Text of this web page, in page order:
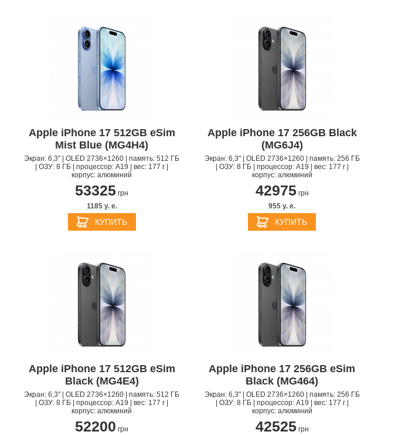
Apple iPhone 17 512GB eSim
Mist Blue (MG4H4)
Экран: 6,3" | OLED 2736×1260 | память: 512 ГБ
| ОЗУ: 8 ГБ | процессор: A19 | вес: 177 г |
корпус: алюминий
53325 грн
1185 y. e.
КУПИТЬ
Apple iPhone 17 256GB Black
(MG6J4)
Экран: 6,3" | OLED 2736×1260 | память: 256 ГБ
| ОЗУ: 8 ГБ | процессор: A19 | вес: 177 г |
корпус: алюминий
42975грн
955 y. e.
КУПИТЬ
Apple iPhone 17 512GB eSim
Black (MG4E4)
Экран: 6,3" | OLED 2736×1260 | память: 512 ГБ
| ОЗУ: 8 ГБ | процессор: A19 | вес: 177 г |
корпус: алюминий
52200 грн
Apple iPhone 17 256GB eSim
Black (MG464)
Экран: 6,3" | OLED 2736×1260 | память: 256 ГБ
| ОЗУ: 8 ГБ | процессор: A19 | вес: 177 г |
корпус: алюминий
42525грн